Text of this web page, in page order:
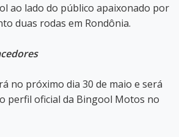
ao lado do público apaixonado por
duas rodas em Rondônia.
no próximo dia 30 de maio e será
perfil oficial da Bingool Motos no